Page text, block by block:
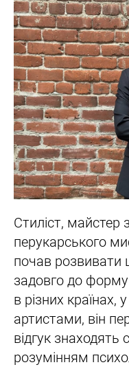
Стиліст, майстер
перукарського
почав розвивати
задовго до
в різних країнах,
артистами, він
відгук знаходять
розумінням